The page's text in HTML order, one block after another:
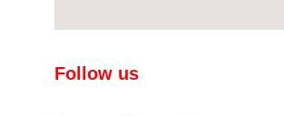
Follow us